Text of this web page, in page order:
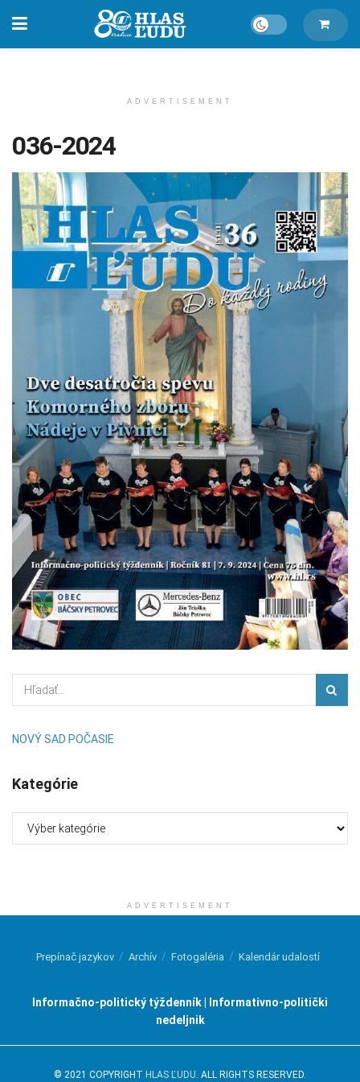
ADVERTISEMENT
036-2024
NOVÝ SAD POČASIE
Kategórie
ADVERTISEMENT
Prepínač jazykov Archív Fotogaléria Kalendár udalostí
Informačno-politický týždenník | Informativno-politički
nedeljnik
© 2021 COPYRIGHT HLAS ĽUDU. ALL RIGHTS RESERVED.